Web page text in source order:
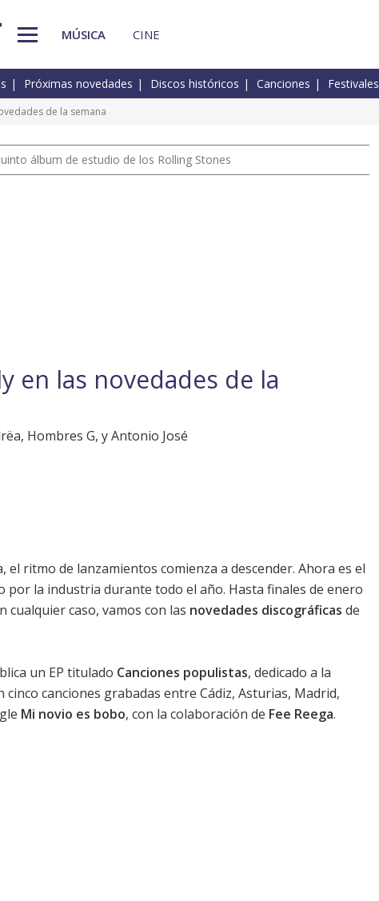
MÚSICA CINE
Próximas novedades Discos históricos Canciones Festivales
de la semana
álbum de estudio de los Rolling Stones
en las novedades de la
Hombres G, y Antonio José
el ritmo de lanzamientos comienza a descender. Ahora es el
por la industria durante todo el año. Hasta finales de enero
cualquier caso, vamos con las novedades discográficas de
un EP titulado Canciones populistas, dedicado a la
cinco canciones grabadas entre Cádiz, Asturias, Madrid,
Mi novio es bobo, con la colaboración de Fee Reega.